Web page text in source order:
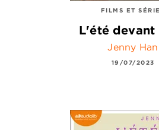
FILMS ET
L'été devant
Jenny Han
19/07/2023